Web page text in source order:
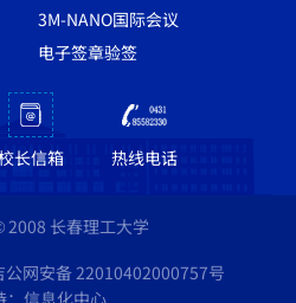
3M-NANO国际会议
电子签章验签
长信箱 热线电话
长春理工大学
公网安备 22010402000757号